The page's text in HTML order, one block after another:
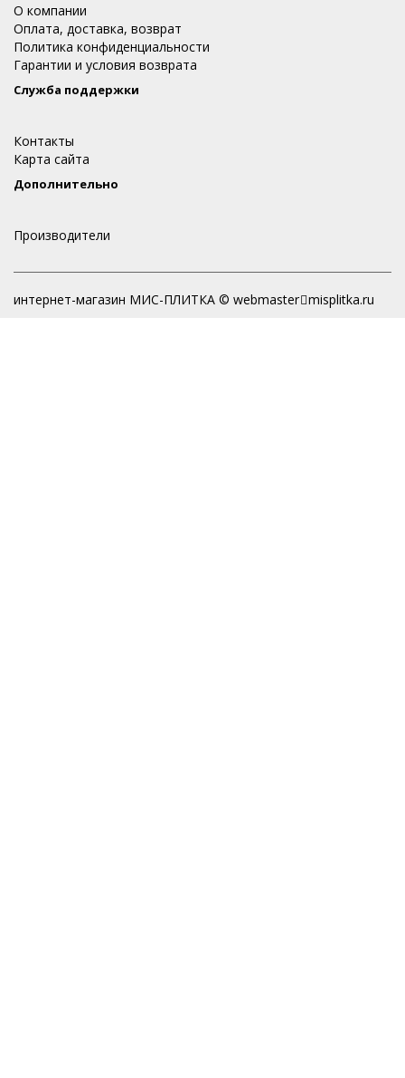
О компании
Оплата, доставка, возврат
Политика конфиденциальности
Гарантии и условия возврата
Служба поддержки
Контакты
Карта сайта
Дополнительно
Производители
интернет-магазин МИС-ПЛИТКА © webmaster misplitka.ru